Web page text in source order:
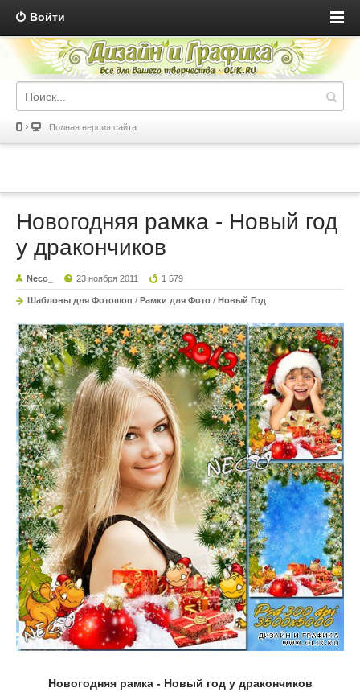
Войти
Полная версия сайта
Новогодняя рамка - Новый год
у дракончиков
Neco_ 23 ноября 2011 1 579
Шаблоны для Фотошоп / Рамки для Фото / Новый Год
Новогодняя рамка - Новый год у дракончиков